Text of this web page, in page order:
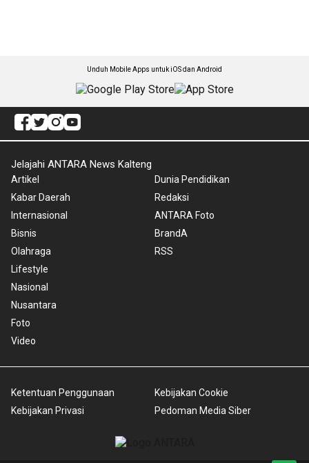
Unduh Mobile Apps untuk iOS dan Android
Jelajahi ANTARA News Kalteng
Artikel
Kabar Daerah
Internasional
Bisnis
Olahraga
Lifestyle
Nasional
Nusantara
Foto
Video
Dunia Pendidikan
Redaksi
ANTARA Foto
BrandA
RSS
Ketentuan Penggunaan
Kebijakan Privasi
Kebijakan Cookie
Pedoman Media Siber